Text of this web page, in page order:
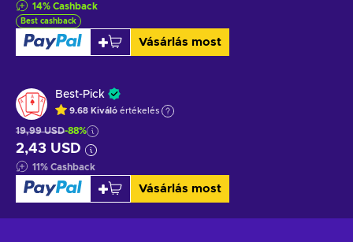
14% Cashback
Best cashback
Vásárlás most
Best-Pick
9.68 Kiváló értékelés
19,99 USD-88%
2,43 USD
11% Cashback
Vásárlás most